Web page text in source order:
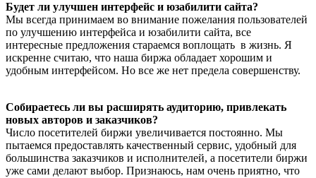
Будет ли улучшен интерфейс и юзабилити сайта?
Мы всегда принимаем во внимание пожелания пользователей
по улучшению интерфейса и юзабилити сайта, все
интересные предложения стараемся воплощать в жизнь. Я
искренне считаю, что наша биржа обладает хорошим и
удобным интерфейсом. Но все же нет предела совершенству.
Собираетесь ли вы расширять аудиторию, привлекать
новых авторов и заказчиков?
Число посетителей биржи увеличивается постоянно. Мы
пытаемся предоставлять качественный сервис, удобный для
большинства заказчиков и исполнителей, а посетители биржи
уже сами делают выбор. Признаюсь, нам очень приятно, что